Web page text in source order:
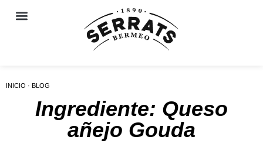
INICIO · BLOG
Ingrediente: Queso
añejo Gouda